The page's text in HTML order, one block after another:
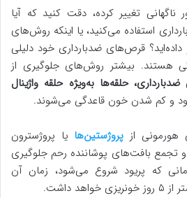
ناگهانی تغییر کرده، دقت کنید که آیا
استفاده می‌کنید، یا اینکه روش‌های
داده‌اید؟ قرص‌های ضدبارداری خود دلیلی
هستند. بیشتر روش‌های جلوگیری از
حلقه‌ها به‌ویژه حلقه واژینال
و کم شدن خون قاعدگی می‌شوند.
هورمونی از پروژستین‌ها یا پروژسترون
تجمع بافت‌های پوشاننده رحم جلوگیری
که پریود شروع می‌شود، زمان آن
داشت.